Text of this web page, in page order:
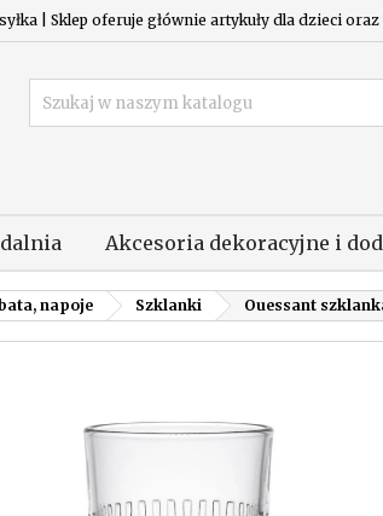
| Sklep oferuje głównie artykuły dla dzieci
Akcesoria dekoracyjne i
napoje Szklanki Ouessant